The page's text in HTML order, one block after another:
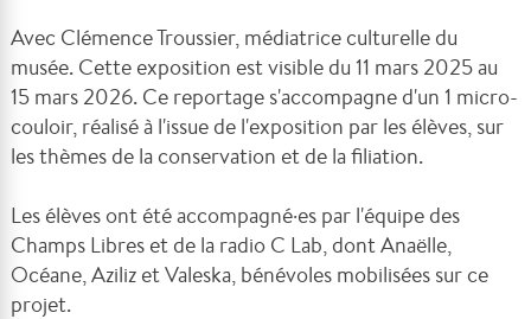
Avec Clémence Troussier, médiatrice culturelle du
musée. Cette exposition est visible du 11 mars 2025 au
15 mars 2026. Ce reportage s'accompagne d'un 1 micro-
couloir, réalisé à l'issue de l'exposition par les élèves, sur
les thèmes de la conservation et de la filiation.
Les élèves ont été accompagné·es par l'équipe des
Champs Libres et de la radio C Lab, dont Anaëlle,
Océane, Aziliz et Valeska, bénévoles mobilisées sur ce
projet.